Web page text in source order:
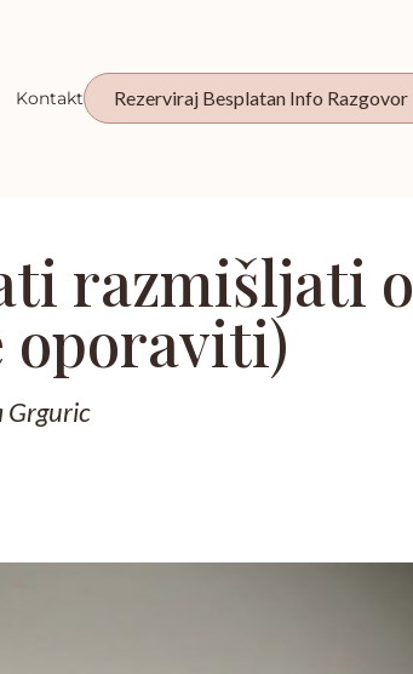
Kontakt Rezerviraj Besplatan Info Razgovor
razmišljati o
oporaviti)
Grguric